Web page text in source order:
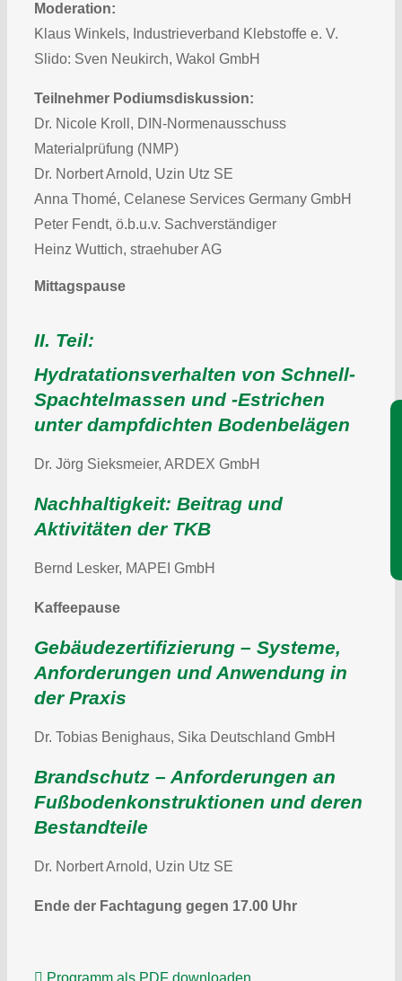
Moderation:
Klaus Winkels, Industrieverband Klebstoffe e. V.
Slido: Sven Neukirch, Wakol GmbH
Teilnehmer Podiumsdiskussion:
Dr. Nicole Kroll, DIN-Normenausschuss
Materialprüfung (NMP)
Dr. Norbert Arnold, Uzin Utz SE
Anna Thomé, Celanese Services Germany GmbH
Peter Fendt, ö.b.u.v. Sachverständiger
Heinz Wuttich, straehuber AG
Mittagspause
II. Teil:
Hydratationsverhalten von Schnell-
Spachtelmassen und -Estrichen
unter dampfdichten Bodenbelägen
Dr. Jörg Sieksmeier, ARDEX GmbH
Nachhaltigkeit: Beitrag und
Aktivitäten der TKB
Bernd Lesker, MAPEI GmbH
Kaffeepause
Gebäudezertifizierung – Systeme,
Anforderungen und Anwendung in
der Praxis
Dr. Tobias Benighaus, Sika Deutschland GmbH
Brandschutz – Anforderungen an
Fußbodenkonstruktionen und deren
Bestandteile
Dr. Norbert Arnold, Uzin Utz SE
Ende der Fachtagung gegen 17.00 Uhr
Programm als PDF downloaden